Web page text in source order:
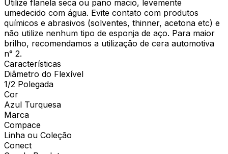
Utilize flanela seca ou pano macio, levemente
umedecido com água. Evite contato com produtos
químicos e abrasivos (solventes, thinner, acetona etc) e
não utilize nenhum tipo de esponja de aço. Para maior
brilho, recomendamos a utilização de cera automotiva
n° 2.
Características
Diâmetro do Flexível
1/2 Polegada
Cor
Azul Turquesa
Marca
Compace
Linha ou Coleção
Conect